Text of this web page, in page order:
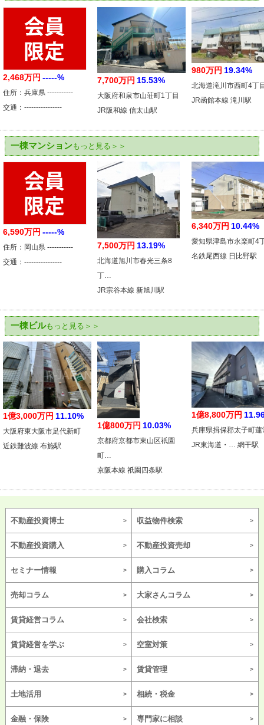
2,468万円 -----%
住所：兵庫県 -----------
交通：----------------
7,700万円 15.53%
大阪府和泉市山荘町1丁目
JR阪和線 信太山駅
980万円 19.34%
北海道滝川市西町4丁
JR函館本線 滝川駅
一棟マンションもっと見る＞＞
6,590万円 -----%
住所：岡山県 -----------
交通：----------------
7,500万円 13.19%
北海道旭川市春光三条8
丁…
JR宗谷本線 新旭川駅
6,340万円 10.44%
愛知県津島市永楽町4
名鉄尾西線 日比野駅
一棟ビルもっと見る＞＞
1億3,000万円 11.10%
大阪府東大阪市足代新町
近鉄難波線 布施駅
1億800万円 10.03%
京都府京都市東山区祇園
町…
京阪本線 祇園四条駅
1億8,800万円
兵庫県揖保郡太子町蓮
JR東海道・… 網干駅
不動産投資博士 収益物件検索
不動産投資購入 不動産投資売却
セミナー情報 購入コラム
売却コラム 大家さんコラム
賃貸経営コラム 会社検索
賃貸経営を学ぶ 空室対策
滞納・退去 賃貸管理
土地活用 相続・税金
金融・保険 専門家に相談